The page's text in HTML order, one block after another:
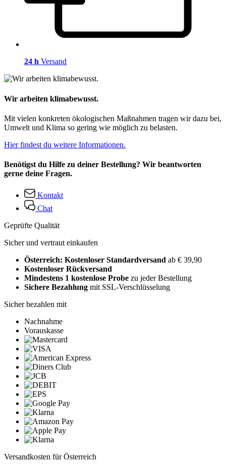
24 h Versand
Wir arbeiten klimabewusst.
Mit vielen konkreten ökologischen Maßnahmen tragen wir dazu bei,
Umwelt und Klima so gering wie möglich zu belasten.
Hier findest du weitere Informationen.
Benötigst du Hilfe zu deiner Bestellung? Wir beantworten
gerne deine Fragen.
Kontakt
Chat
Geprüfte Qualität
Sicher und vertraut einkaufen
Österreich: Kostenloser Standardversand ab € 39,90
Kostenloser Rückversand
Mindestens 1 kostenlose Probe zu jeder Bestellung
Sichere Bezahlung mit SSL-Verschlüsselung
Sicher bezahlen mit
Nachnahme
Vorauskasse
Versandkosten für Österreich